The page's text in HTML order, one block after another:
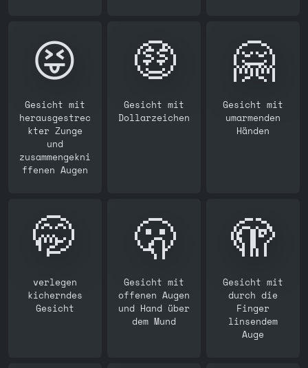
😝
Gesicht mit
herausgestrec
kter Zunge
und
zusammengekni
ffenen Augen
🤑
Gesicht mit
Dollarzeichen
🤗
Gesicht mit
umarmenden
Händen
🤭
verlegen
kicherndes
Gesicht
🫢
Gesicht mit
offenen Augen
und Hand über
dem Mund
🫣
Gesicht mit
durch die
Finger
linsendem
Auge